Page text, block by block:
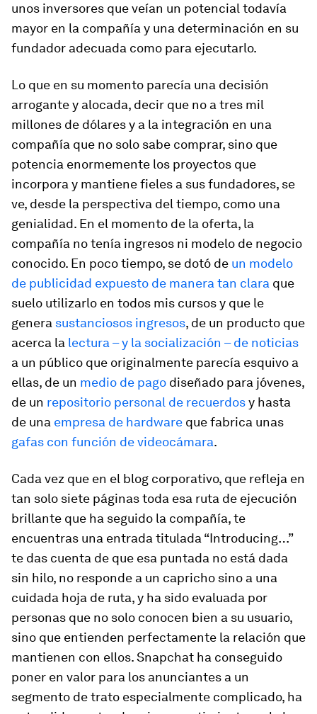
unos inversores que veían un potencial todavía
mayor en la compañía y una determinación en su
fundador adecuada como para ejecutarlo.
Lo que en su momento parecía una decisión
arrogante y alocada, decir que no a tres mil
millones de dólares y a la integración en una
compañía que no solo sabe comprar, sino que
potencia enormemente los proyectos que
incorpora y mantiene fieles a sus fundadores, se
ve, desde la perspectiva del tiempo, como una
genialidad. En el momento de la oferta, la
compañía no tenía ingresos ni modelo de negocio
conocido. En poco tiempo, se dotó de un modelo
de publicidad expuesto de manera tan clara que
suelo utilizarlo en todos mis cursos y que le
genera sustanciosos ingresos, de un producto que
acerca la lectura – y la socialización – de noticias
a un público que originalmente parecía esquivo a
ellas, de un medio de pago diseñado para jóvenes,
de un repositorio personal de recuerdosy hasta
de una empresa de hardware que fabrica unas
gafas con función de videocámara.
Cada vez que en el blog corporativo, que refleja en
tan solo siete páginas toda esa ruta de ejecución
brillante que ha seguido la compañía, te
encuentras una entrada titulada “Introducing…”
te das cuenta de que esa puntada no está dada
sin hilo, no responde a un capricho sino a una
cuidada hoja de ruta, y ha sido evaluada por
personas que no solo conocen bien a su usuario,
sino que entienden perfectamente la relación que
mantienen con ellos. Snapchat ha conseguido
poner en valor para los anunciantes a un
segmento de trato especialmente complicado, ha